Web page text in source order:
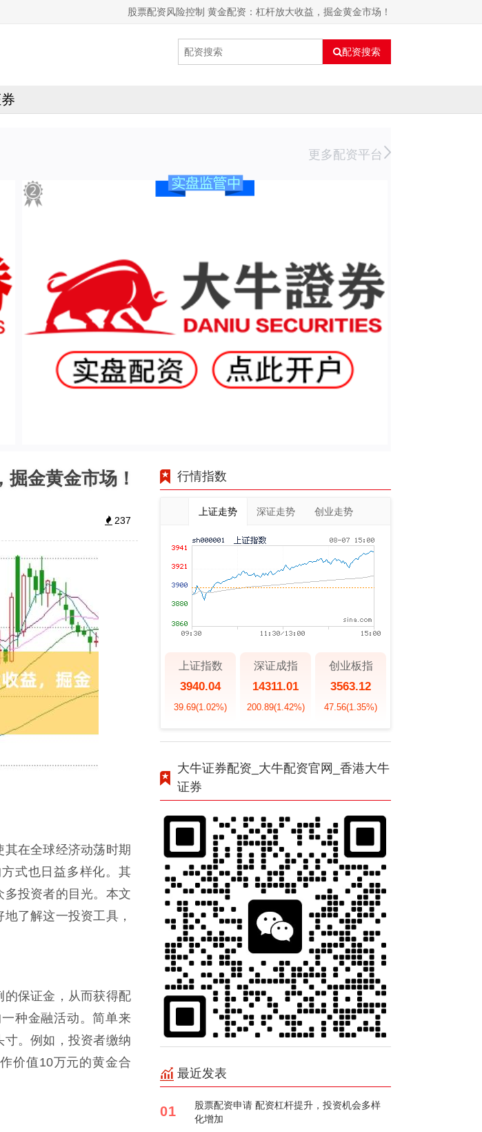
股票配资风险控制 黄金配资：杠杆放大收益，掘金黄金市场！
配资搜索
更多配资平台
金黄金市场！
237
在全球经济动荡时期
式也日益多样化。其
投资者的目光。本文
了解这一投资工具，
保证金，从而获得配
种金融活动。简单来
。例如，投资者缴纳
价值10万元的黄金合
行情指数
上证走势 深证走势 创业走势
上证指数
3940.04
39.69(1.02%)
深证成指
14311.01
200.89(1.42%)
创业板指
3563.12
47.56(1.35%)
大牛证券配资_大牛配资官网_香港大牛
证券
最近发表
01
股票配资申请 配资杠杆提升，投资机会多样
化增加